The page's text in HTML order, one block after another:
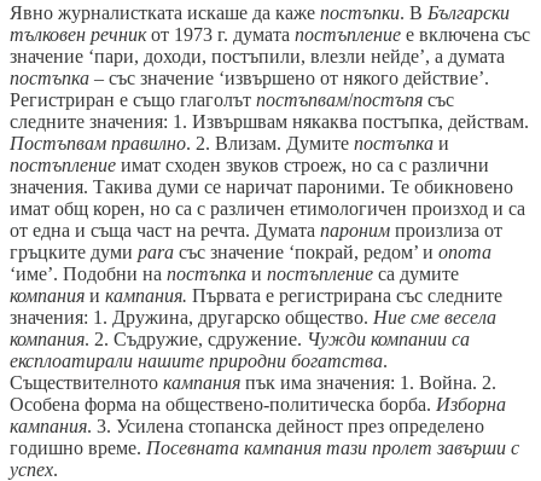
Явно журналистката искаше да каже постъпки. В Български
тълковен речникот 1973 г. думата постъпление е включена със
значение ‘пари, доходи, постъпили, влезли нейде’, а думата
постъпка – със значение ‘извършено от някого действие’.
Регистриран е също глаголът постъпвам/постъпя със
следните значения: 1. Извършвам някаква постъпка, действам.
Постъпвам правилно. 2. Влизам. Думите постъпка и
постъпление имат сходен звуков строеж, но са с различни
значения. Такива думи се наричат пароними. Те обикновено
имат общ корен, но са с различен етимологичен произход и са
от една и съща част на речта. Думата пароним произлиза от
гръцките думи para със значение ‘покрай, редом’ и onoma
‘име’. Подобни на постъпка и постъпление са думите
компания и кампания. Първата е регистрирана със следните
значения: 1. Дружина, другарско общество. Ние сме весела
компания. 2. Съдружие, сдружение. Чужди компании са
експлоатирали нашите природни богатства.
Съществителното кампания пък има значения: 1. Война. 2.
Особена форма на обществено-политическа борба. Изборна
кампания. 3. Усилена стопанска дейност през определено
годишно време. Посевната кампания тази пролет завърши с
успех.